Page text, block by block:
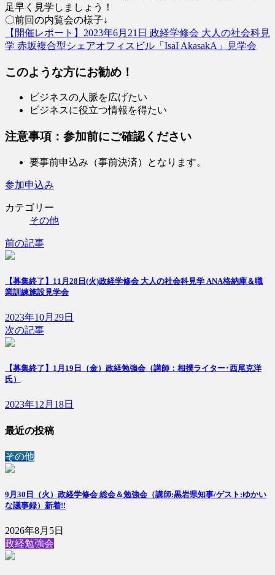
足早く見学しましょう！
〇前回の内覧会の様子↓
【開催レポート】2023年6月21日 政経学修会 大人の社会科見
学 赤坂複合型シェアオフィスビル「IsaI AkasakA」見学会
このような方にお勧め！
ビジネスの人脈を広げたい
ビジネスに役立つ情報を得たい
注意事項：参加前にご確認ください
要事前申込み（事前決済）となります。
参加申込み
カテゴリー
その他
前の記事
【募集終了】11月28日(火)政経学修会 大人の社会科見学 ANA格納庫＆職
業訓練施設見学会
2023年10月29日
次の記事
【募集終了】1月19日（金）政経勉強会（講師：相撲ライター･西尾克洋
氏）
2023年12月18日
最近の投稿
その他
9月30日（火）政経学修会 総会＆勉強会（講師:黒岩県知事/ゲスト:ゆかい
な議事録） 新着!!
2026年8月5日
政経勉強会